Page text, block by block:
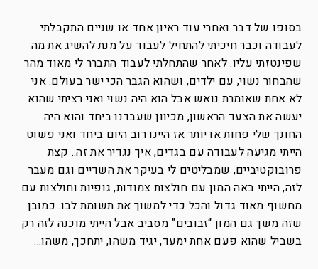
בסופו של דבר ואחרי עוד ראיון אחד או שניים התקבלתי
לעבודה וכבר חיכיתי להתחיל לעבוד על מנת להשיג את מה
שפינטזתי עליו. לאחר שהתחלתי לעבוד התברר לי מאוד מהר
שהבחור נשוי, עם ילדים, ושהוא הגבר הכי ישר בעולם. אני
לא אחת שאומרת נואש אבל הוא היה נשוי ואני רציתי שהוא
יעשה את הצעד הראשון, מכיוון שעבדנו ביחד והוא היה
החונך שלי פחות או יותר אז היינו רוב היום ביחד ואני פשוט
הייתי מגיעה לעבודה עם בגדים, איך נגדיר את זה.. קצת
פרובוקטיביים, שמבליטים לי בעיקר את השדיים וגם מעבר
לזה, הייתי באה המון עם חולצות צמודות, גופיות וחולצות עם
מחשוף מאוד גדול והכל כדי למשוך את תשומת לבו. כמובן
שזה משך גם המון “זבובים” מסביב אבל הייתי מוכנה לזה רק
בשביל שהוא פעם אחת ימעד, יגיד משהו, יתחכך, משהו…